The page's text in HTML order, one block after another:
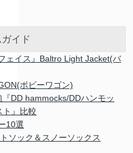
イド
ェイス』Baltro Light Jacket(バ
ボビーワゴン)
DD hammocks/DDハンモッ
ト』比較
10選
ソック＆スノーソックス